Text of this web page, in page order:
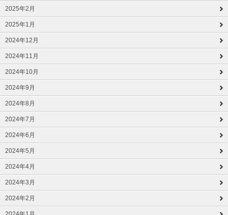
2025年2月
2025年1月
2024年12月
2024年11月
2024年10月
2024年9月
2024年8月
2024年7月
2024年6月
2024年5月
2024年4月
2024年3月
2024年2月